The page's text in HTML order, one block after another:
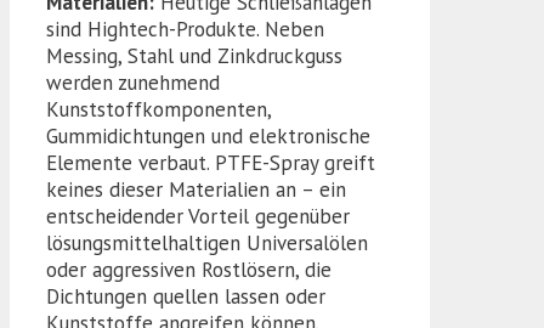
sind Hightech-Produkte. Neben
Messing, Stahl und Zinkdruckguss
werden zunehmend
Kunststoffkomponenten,
Gummidichtungen und elektronische
Elemente verbaut. PTFE-Spray greift
keines dieser Materialien an – ein
entscheidender Vorteil gegenüber
lösungsmittelhaltigen Universalölen
oder aggressiven Rostlösern, die
Dichtungen quellen lassen oder